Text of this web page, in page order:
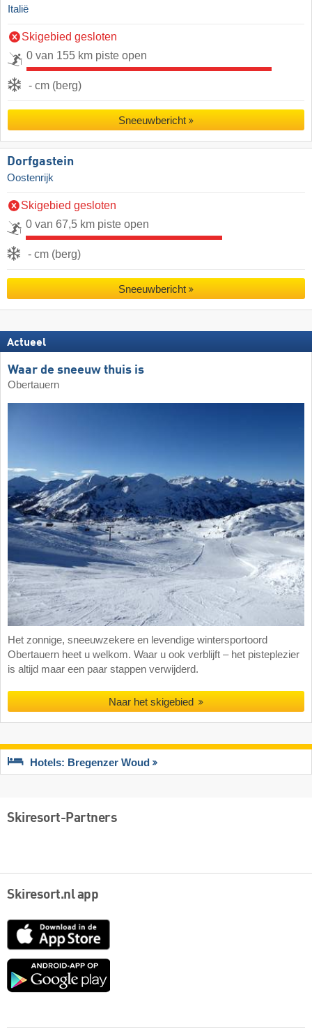
Italië
Skigebied gesloten
0 van 155 km piste open
- cm (berg)
Sneeuwbericht
Dorfgastein
Oostenrijk
Skigebied gesloten
0 van 67,5 km piste open
- cm (berg)
Sneeuwbericht
Actueel
Waar de sneeuw thuis is
Obertauern
Het zonnige, sneeuwzekere en levendige wintersportoord
Obertauern heet u welkom. Waar u ook verblijft – het pisteplezier
is altijd maar een paar stappen verwijderd.
Naar het skigebied
Hotels: Bregenzer Woud
Skiresort-Partners
Skiresort.nl app
App
Google